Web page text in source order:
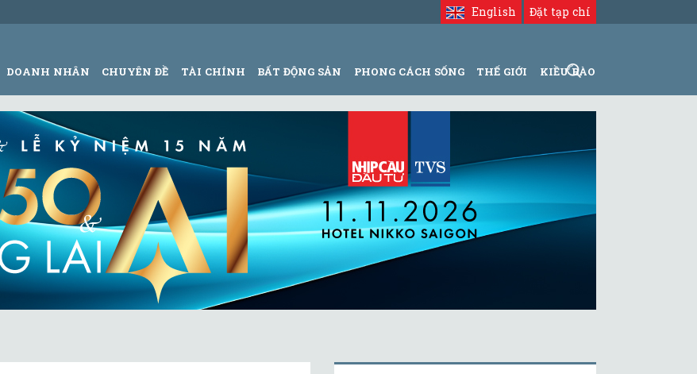
Đặt tạp chí
English
DOANH NHÂN CHUYÊN ĐỀ TÀI CHÍNH BẤT ĐỘNG SẢN PHONG CÁCH SỐNG THẾ GIỚI KIỀU BÀO